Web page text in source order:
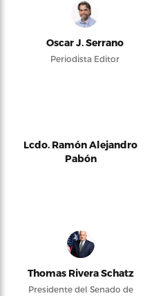
Oscar J. Serrano
Periodista Editor
Lcdo. Ramón Alejandro
Pabón
Thomas Rivera Schatz
Presidente del Senado de